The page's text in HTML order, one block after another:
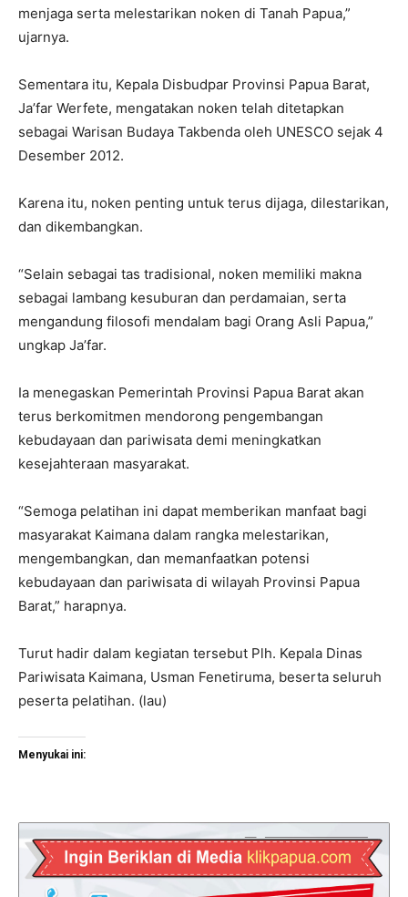
menjaga serta melestarikan noken di Tanah Papua,”
ujarnya.
Sementara itu, Kepala Disbudpar Provinsi Papua Barat,
Ja’far Werfete, mengatakan noken telah ditetapkan
sebagai Warisan Budaya Takbenda oleh UNESCO sejak 4
Desember 2012.
Karena itu, noken penting untuk terus dijaga, dilestarikan,
dan dikembangkan.
“Selain sebagai tas tradisional, noken memiliki makna
sebagai lambang kesuburan dan perdamaian, serta
mengandung filosofi mendalam bagi Orang Asli Papua,”
ungkap Ja’far.
Ia menegaskan Pemerintah Provinsi Papua Barat akan
terus berkomitmen mendorong pengembangan
kebudayaan dan pariwisata demi meningkatkan
kesejahteraan masyarakat.
“Semoga pelatihan ini dapat memberikan manfaat bagi
masyarakat Kaimana dalam rangka melestarikan,
mengembangkan, dan memanfaatkan potensi
kebudayaan dan pariwisata di wilayah Provinsi Papua
Barat,” harapnya.
Turut hadir dalam kegiatan tersebut Plh. Kepala Dinas
Pariwisata Kaimana, Usman Fenetiruma, beserta seluruh
peserta pelatihan. (lau)
Menyukai ini: